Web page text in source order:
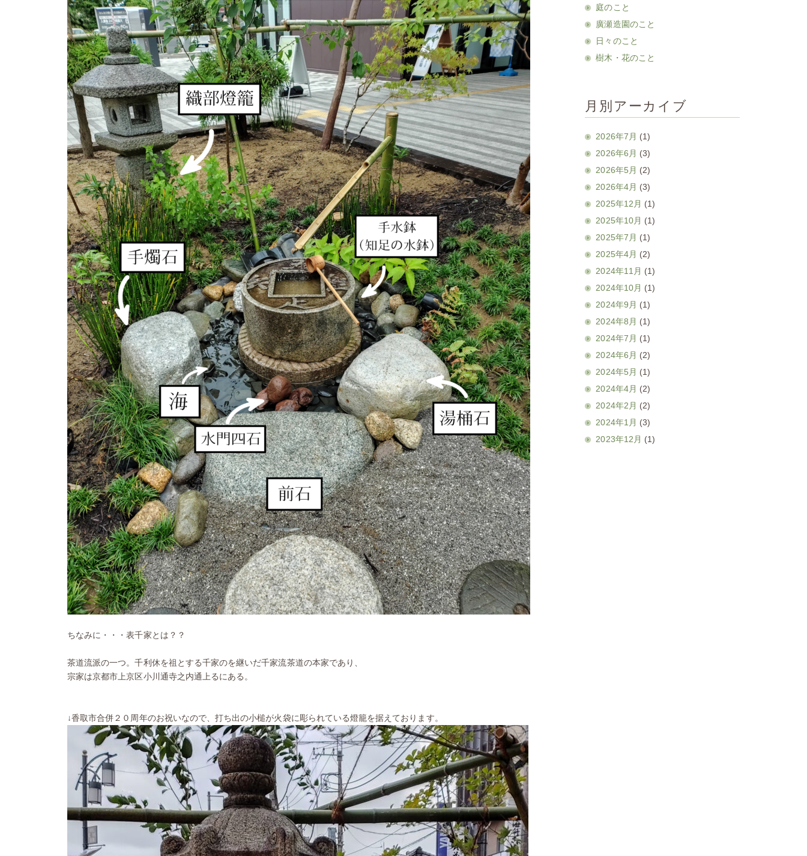
ちなみに・・・表千家とは？？
茶道流派の一つ。千利休を祖とする千家のを継いだ千家流茶道の本家であり、
宗家は京都市上京区小川通寺之内通上るにある。
↓香取市合併２０周年のお祝いなので、打ち出の小槌が火袋に彫られている燈籠を据えております。
庭のこと
廣瀬造園のこと
日々のこと
樹木・花のこと
月別アーカイブ
2026年7月 (1)
2026年6月 (3)
2026年5月 (2)
2026年4月 (3)
2025年12月 (1)
2025年10月 (1)
2025年7月 (1)
2025年4月 (2)
2024年11月 (1)
2024年10月 (1)
2024年9月 (1)
2024年8月 (1)
2024年7月 (1)
2024年6月 (2)
2024年5月 (1)
2024年4月 (2)
2024年2月 (2)
2024年1月 (3)
2023年12月 (1)